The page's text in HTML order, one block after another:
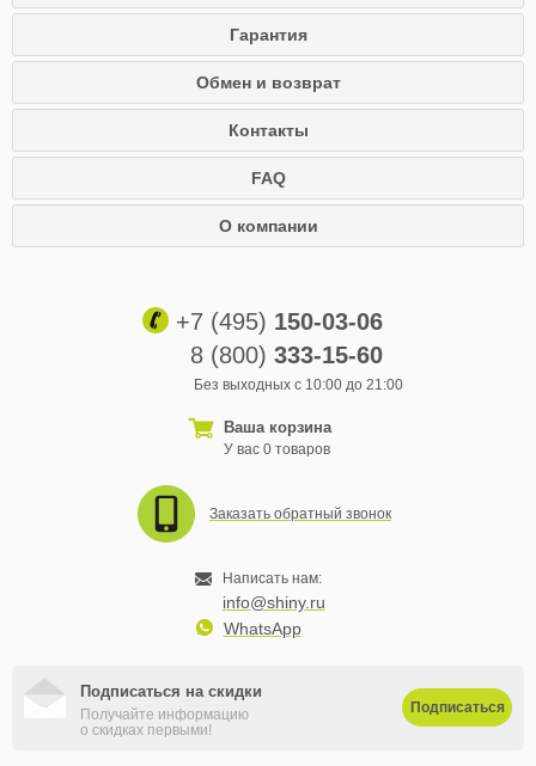
Гарантия
Обмен и возврат
Контакты
FAQ
О компании
+7 (495) 150-03-06
8 (800) 333-15-60
Без выходных с 10:00 до 21:00
Ваша корзина
У вас 0 товаров
Заказать обратный звонок
Написать нам:
info@shiny.ru
WhatsApp
Подписаться на скидки
Получайте информацию
о скидках первыми!
Подписаться